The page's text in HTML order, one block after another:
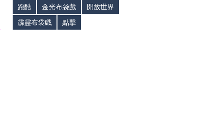
跑酷
金光布袋戲
開放世界
霹靂布袋戲
點擊